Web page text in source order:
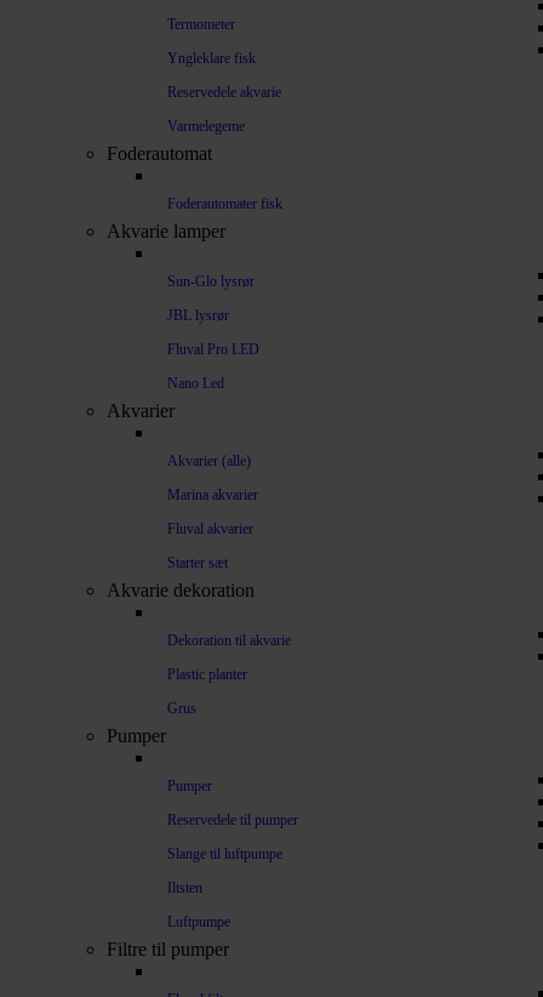
Termometer
Yngleklare fisk
Reservedele akvarie
Varmelegeme
Foderautomat
Foderautomater fisk
Akvarie lamper
Sun-Glo lysrør
JBL lysrør
Fluval Pro LED
Nano Led
Akvarier
Akvarier (alle)
Marina akvarier
Fluval akvarier
Starter sæt
Akvarie dekoration
Dekoration til akvarie
Plastic planter
Grus
Pumper
Pumper
Reservedele til pumper
Slange til luftpumpe
Iltsten
Luftpumpe
Filtre til pumper